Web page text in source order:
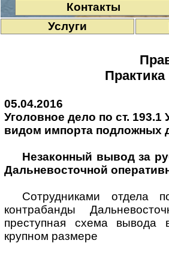
Контакты
Услуги
05.04.2016
Уголовное дело по ст.
видом импорта подложных
Незаконный вывод за
Дальневосточной
Сотрудниками
контрабанды
преступная схема вывода
крупном размере